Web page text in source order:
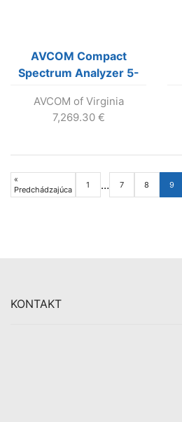
AVCOM Compact
Spectrum Analyzer 5-
AVCOM of Virginia
7,269.30 €
«
Predchádzajúca
1 … 7 8 9
KONTAKT